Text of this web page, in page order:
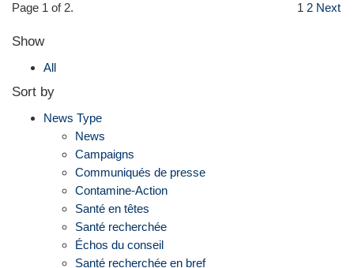
Page 1 of 2. 1 2 Next
Show
All
Sort by
News Type
News
Campaigns
Communiqués de presse
Contamine-Action
Santé en têtes
Santé recherchée
Échos du conseil
Santé recherchée en bref